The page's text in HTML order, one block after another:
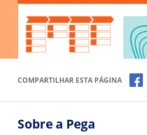
COMPARTILHAR ESTA PÁGINA
Sobre a Pega